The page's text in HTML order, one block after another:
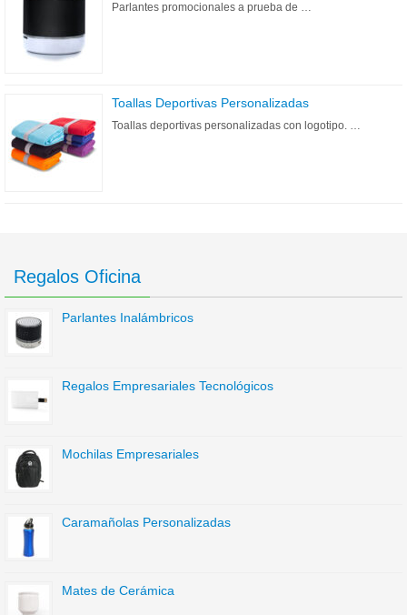
Parlantes promocionales a prueba de …
Toallas Deportivas Personalizadas
Toallas deportivas personalizadas con logotipo. …
Regalos Oficina
Parlantes Inalámbricos
Regalos Empresariales Tecnológicos
Mochilas Empresariales
Caramañolas Personalizadas
Mates de Cerámica